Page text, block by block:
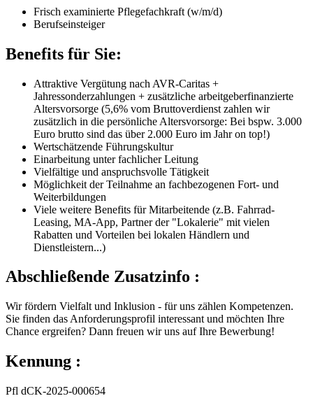
Frisch examinierte Pflegefachkraft (w/m/d)
Berufseinsteiger
Benefits für Sie:
Attraktive Vergütung nach AVR-Caritas +
Jahressonderzahlungen + zusätzliche arbeitgeberfinanzierte
Altersvorsorge (5,6% vom Bruttoverdienst zahlen wir
zusätzlich in die persönliche Altersvorsorge: Bei bspw. 3.000
Euro brutto sind das über 2.000 Euro im Jahr on top!)
Wertschätzende Führungskultur
Einarbeitung unter fachlicher Leitung
Vielfältige und anspruchsvolle Tätigkeit
Möglichkeit der Teilnahme an fachbezogenen Fort- und
Weiterbildungen
Viele weitere Benefits für Mitarbeitende (z.B. Fahrrad-
Leasing, MA-App, Partner der "Lokalerie" mit vielen
Rabatten und Vorteilen bei lokalen Händlern und
Dienstleistern...)
Abschließende Zusatzinfo :
Wir fördern Vielfalt und Inklusion - für uns zählen Kompetenzen.
Sie finden das Anforderungsprofil interessant und möchten Ihre
Chance ergreifen? Dann freuen wir uns auf Ihre Bewerbung!
Kennung :
Pfl dCK-2025-000654